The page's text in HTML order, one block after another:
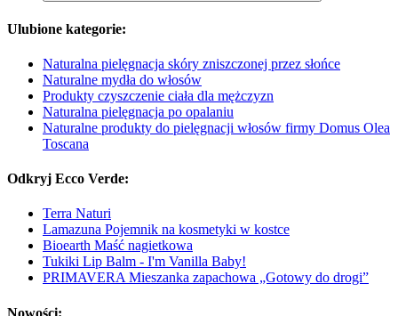
Ulubione kategorie:
Naturalna pielęgnacja skóry zniszczonej przez słońce
Naturalne mydła do włosów
Produkty czyszczenie ciała dla mężczyzn
Naturalna pielęgnacja po opalaniu
Naturalne produkty do pielęgnacji włosów firmy Domus Olea
Toscana
Odkryj Ecco Verde:
Terra Naturi
Lamazuna Pojemnik na kosmetyki w kostce
Bioearth Maść nagietkowa
Tukiki Lip Balm - I'm Vanilla Baby!
PRIMAVERA Mieszanka zapachowa „Gotowy do drogi”
Nowości: